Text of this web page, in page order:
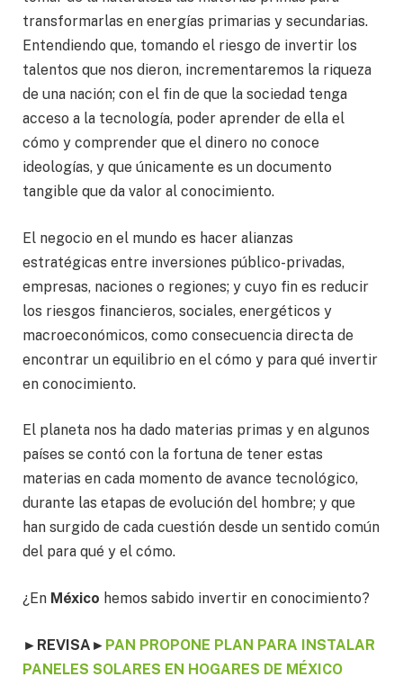
transformarlas en energías primarias y secundarias.
Entendiendo que, tomando el riesgo de invertir los
talentos que nos dieron, incrementaremos la riqueza
de una nación; con el fin de que la sociedad tenga
acceso a la tecnología, poder aprender de ella el
cómo y comprender que el dinero no conoce
ideologías, y que únicamente es un documento
tangible que da valor al conocimiento.
El negocio en el mundo es hacer alianzas
estratégicas entre inversiones público-privadas,
empresas, naciones o regiones; y cuyo fin es reducir
los riesgos financieros, sociales, energéticos y
macroeconómicos, como consecuencia directa de
encontrar un equilibrio en el cómo y para qué invertir
en conocimiento.
El planeta nos ha dado materias primas y en algunos
países se contó con la fortuna de tener estas
materias en cada momento de avance tecnológico,
durante las etapas de evolución del hombre; y que
han surgido de cada cuestión desde un sentido común
del para qué y el cómo.
¿En México hemos sabido invertir en conocimiento?
►REVISA ► PAN PROPONE PLAN PARA INSTALAR
PANELES SOLARES EN HOGARES DE MÉXICO